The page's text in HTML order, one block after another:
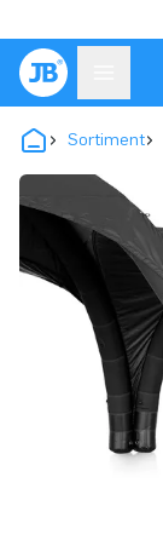
Sortiment